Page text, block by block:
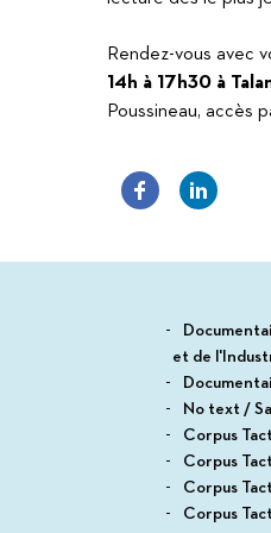
Rendez-vous avec
14h à 17h30 à
Poussineau, accès
et de
No text /
Corpus
Corpus
Corpus
Corpus